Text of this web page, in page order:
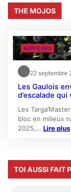
THE MOJOS
ALERTE INFO
22 septembre
Les Gaulois
d’escalade
Les
bloc en milieux
2025,… Lire plus
TOI AUSSI FAIT